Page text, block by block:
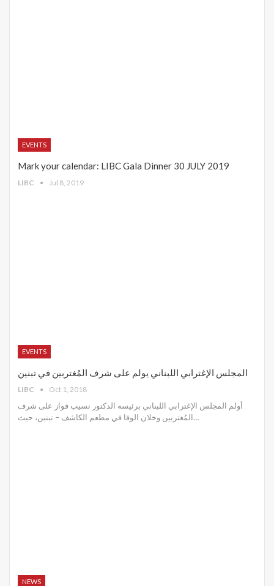
EVENTS
Mark your calendar: LIBC Gala Dinner 30 JULY 2019
LIBC Jul 8, 2019
EVENTS
المجلس الإغترابي اللبناني يولم على شرف المُغتربين في تبنين
LIBC Oct 1, 2018
أولم المجلس الإغترابي اللبناني برئيسه الدكتور نسيب فواز على شرف
المُغتربين وخلان الوفا في مطعم الكاشف – تبنين، حيث…
NEWS